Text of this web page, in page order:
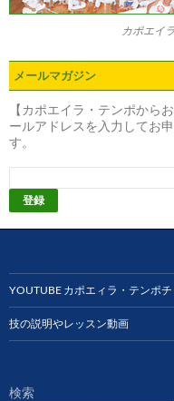
カポエイ
メールマガジン
【カポエイラ・テンポから
ールアドレスを入力してお
す。
YOUTUBE カポエィラ・テンポ
技の説明やレッスン動画
検索